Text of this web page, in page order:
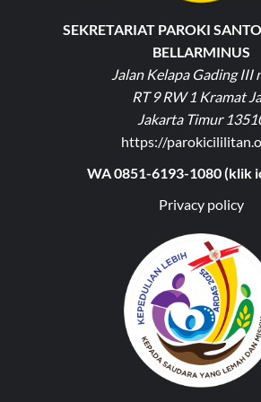
SEKRETARIAT PAROKI
BELLARMINUS
Jalan Kelapa Gading III
RT 9 RW 1 Kramat
Jakarta Timur
https://
WA 0851-6193-1080 (klik
Privacy policy